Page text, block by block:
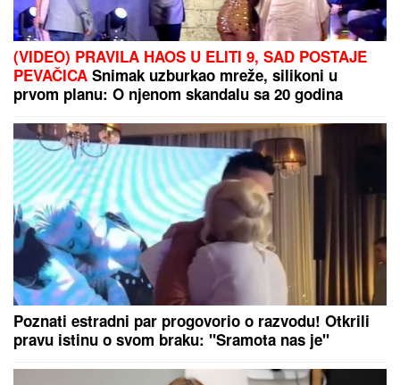
"ILIJAN UŽIVA KAO PRINC, NE ISPUŠTAMO GA IZ
RUKU"Ceca Ražnatović o unuku, porodici Gudelj i
Anastasiji: "Odlično se snašla, nisam je savetovala",
spomenula i novi album posle 10 godina
ĐURICA PREDLAŽE:Tiket za nedelju
našeg poznatog tipstera
PAPARACO! UHVATILI SMO BRATA
ANE IVANOVIĆ U CRNOJ GORI
ženom i detetom uživa na letovanju:
Džajina ćerka u uskoj haljini mami
poglede (Video)